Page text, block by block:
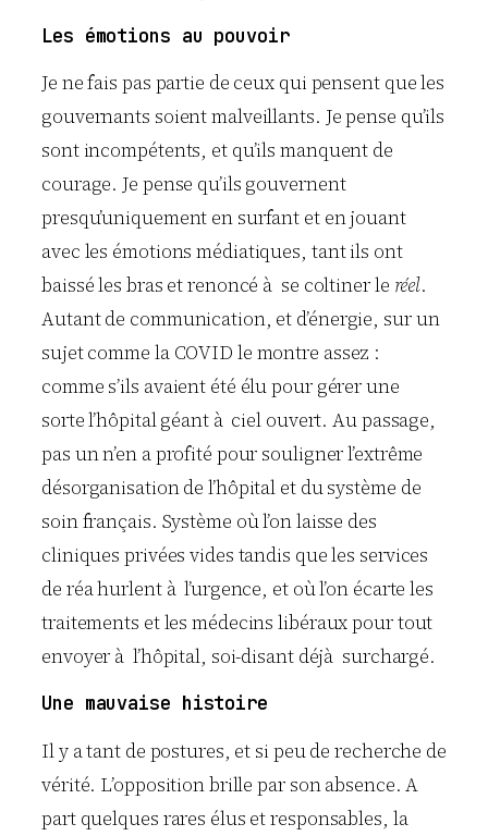
Les émotions au pouvoir
Je ne fais pas partie de ceux qui pensent que les
gouvernants soient malveillants. Je pense qu’ils
sont incompétents, et qu’ils manquent de
courage. Je pense qu’ils gouvernent
presqu’uniquement en surfant et en jouant
avec les émotions médiatiques, tant ils ont
baissé les bras et renoncé à se coltiner le réel.
Autant de communication, et d’énergie, sur un
sujet comme la COVID le montre assez :
comme s’ils avaient été élu pour gérer une
sorte l’hôpital géant à ciel ouvert. Au passage,
pas un n’en a profité pour souligner l’extrême
désorganisation de l’hôpital et du système de
soin français. Système où l’on laisse des
cliniques privées vides tandis que les services
de réa hurlent à l’urgence, et où l’on écarte les
traitements et les médecins libéraux pour tout
envoyer à l’hôpital, soi-disant déjà surchargé.
Une mauvaise histoire
Il y a tant de postures, et si peu de recherche de
vérité. L’opposition brille par son absence. A
part quelques rares élus et responsables, la